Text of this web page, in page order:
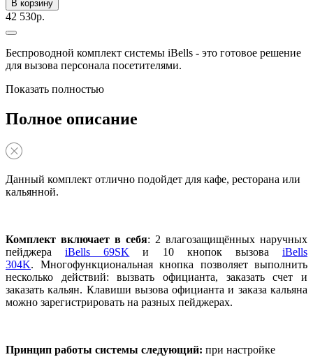
В корзину
42 530р.
Беспроводной комплект системы iBells - это готовое решение
для вызова персонала посетителями.
Показать полностью
Полное описание
Данный комплект отлично подойдет для кафе, ресторана или
кальянной.
Комплект включает в себя: 2 влагозащищённых наручных
пейджераiBells 69SK и 10 кнопок вызоваiBells
304K.
Многофункциональная кнопка позволяет выполнить
несколько действий: вызвать официанта, заказать счет и
заказать кальян. Клавиши вызова официанта и заказа кальяна
можно зарегистрировать на разных пейджерах.
Принцип работы системы следующий: при настройке